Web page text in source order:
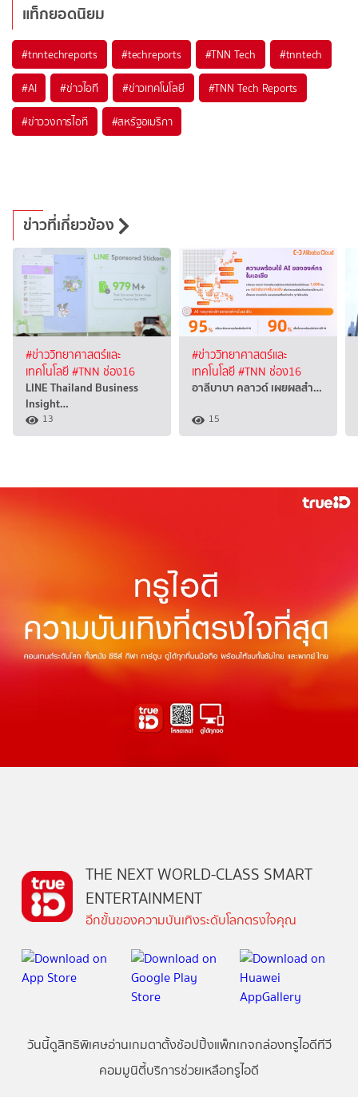
แท็กยอดนิยม
#tnntechreports #techreports #TNN Tech #tnntech
#AI #ข่าวไอที #ข่าวเทคโนโลยี #TNN Tech Reports
#ข่าววงการไอที #สหรัฐอเมริกา
ข่าวที่เกี่ยวข้อง
#ข่าววิทยาศาสตร์และ
เทคโนโลยี#TNN ช่อง16
LINE Thailand Business
Insight…
13
#ข่าววิทยาศาสตร์และ
เทคโนโลยี#TNN ช่อง16
อาลีบาบา คลาวด์ เผยผลสำ…
15
THE NEXT WORLD-CLASS SMART
ENTERTAINMENT
อีกขั้นของความบันเทิงระดับโลกตรงใจคุณ
วันนี้ดูสิทธิพิเศษอ่านเกมตาตั้งช้อปปิ้งแพ็กเกจกล่องทรูไอดีทีวี
คอมมูนิตี้บริการช่วยเหลือทรูไอดี